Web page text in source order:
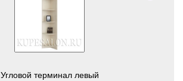
Угловой терминал левый